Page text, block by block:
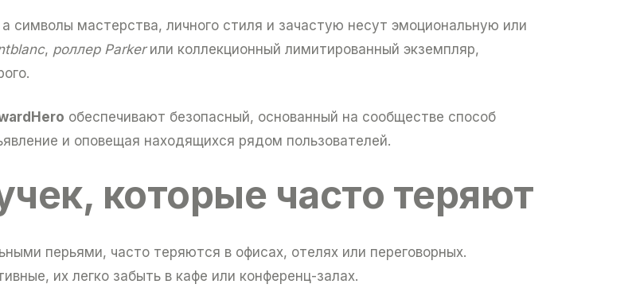
символы мастерства, личного стиля и зачастую несут эмоциональную или
, роллер Parkerили коллекционный лимитированный экземпляр,
обеспечивают безопасный, основанный на сообществе способ
и оповещая находящихся рядом пользователей.
которые часто теряют
перьями, часто теряются в офисах, отелях или переговорных.
их легко забыть в кафе или конференц-залах.